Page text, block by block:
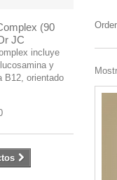
(90
JC
incluye
y
B12, orientado